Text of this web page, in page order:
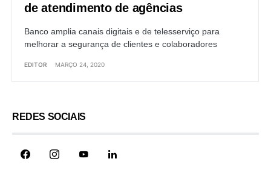
de atendimento de agências
Banco amplia canais digitais e de telesserviço para
melhorar a segurança de clientes e colaboradores
EDITOR MARÇO 24, 2020
REDES SOCIAIS